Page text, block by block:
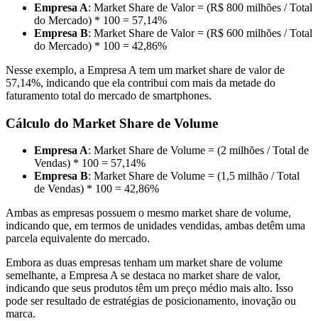
Empresa A: Market Share de Valor = (R$ 800 milhões / Total
do Mercado) * 100 = 57,14%
Empresa B: Market Share de Valor = (R$ 600 milhões / Total
do Mercado) * 100 = 42,86%
Nesse exemplo, a Empresa A tem um market share de valor de
57,14%, indicando que ela contribui com mais da metade do
faturamento total do mercado de smartphones.
Cálculo do Market Share de Volume
Empresa A: Market Share de Volume = (2 milhões / Total de
Vendas) * 100 = 57,14%
Empresa B: Market Share de Volume = (1,5 milhão / Total
de Vendas) * 100 = 42,86%
Ambas as empresas possuem o mesmo market share de volume,
indicando que, em termos de unidades vendidas, ambas detêm uma
parcela equivalente do mercado.
Embora as duas empresas tenham um market share de volume
semelhante, a Empresa A se destaca no market share de valor,
indicando que seus produtos têm um preço médio mais alto. Isso
pode ser resultado de estratégias de posicionamento, inovação ou
marca.